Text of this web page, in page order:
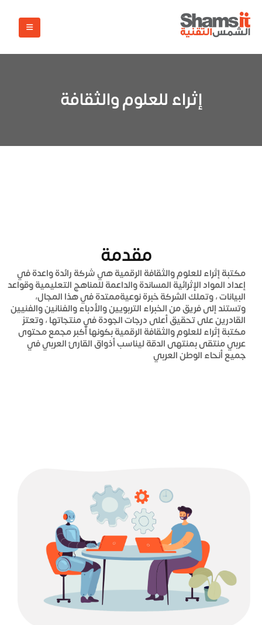
إثراء للعلوم والثقافة
مقدمة
مكتبة إثراء للعلوم والثقافة الرقمية هي شركة رائدة واعدة في
إعداد المواد الإثرائية المساندة والداعمة للمناهج التعليمية وقواعد
البيانات ، وتملك الشركة خبرة نوعيةممتدة في هذا المجال،
وتستند إلى فريق من الخبراء التربويين والأدباء والفنانين والفنيين
القادرين على تحقيق أعلى درجات الجودة في منتجاتها ، وتعتز
مكتبة إثراء للعلوم والثقافة الرقمية بكونها أكبر مجمع محتوى
عربي منتقى بمنتهى الدقة ليناسب أذواق القارئ العربي في
جميع أنحاء الوطن العربي